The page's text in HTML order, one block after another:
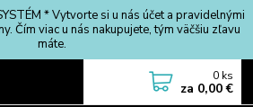
* Vytvorte si u nás účet a pravidelnými
Čím viac u nás nakupujete, tým väčšiu zľavu
máte.
0 ks
za 0,00 €